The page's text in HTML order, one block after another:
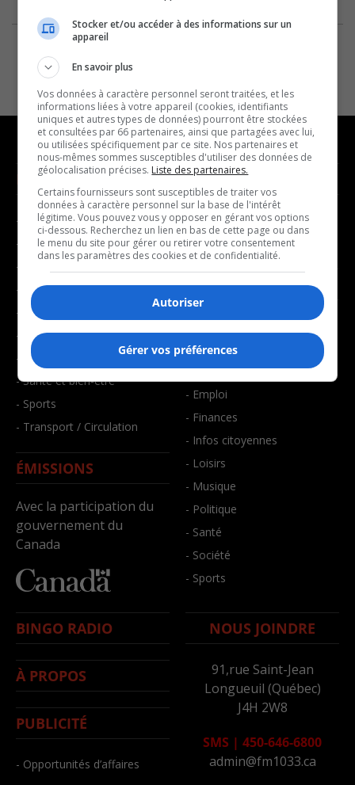
NOUVELLES
- Affaires municipales
- Communauté / Social
- Culture
- Économie
- Éducation
- Environnement
- Faits divers
- Santé et bien-être
- Sports
- Transport / Circulation
ÉMISSIONS
Avec la participation du
gouvernement du
Canada
MUSIQUE
- Décompte franco
- Joué récemment
BALADOS
- Art de vivre
- Bien-être
- Emploi
- Finances
- Infos citoyennes
- Loisirs
- Musique
- Politique
- Santé
- Société
- Sports
BINGO RADIO
À PROPOS
PUBLICITÉ
- Opportunités d’affaires
NOUS JOINDRE
91,rue Saint-Jean
Longueuil (Québec)
J4H 2W8
SMS | 450-646-6800
admin@fm1033.ca
Stocker et/ou accéder à des informations sur un
appareil
En savoir plus
Vos données à caractère personnel seront traitées, et les
informations liées à votre appareil (cookies, identifiants
uniques et autres types de données) pourront être stockées
et consultées par 66 partenaires, ainsi que partagées avec lui,
ou utilisées spécifiquement par ce site. Nos partenaires et
nous-mêmes sommes susceptibles d'utiliser des données de
géolocalisation précises. Liste des partenaires.
Certains fournisseurs sont susceptibles de traiter vos
données à caractère personnel sur la base de l'intérêt
légitime. Vous pouvez vous y opposer en gérant vos options
ci-dessous. Recherchez un lien en bas de cette page ou dans
le menu du site pour gérer ou retirer votre consentement
dans les paramètres des cookies et de confidentialité.
Autoriser
Gérer vos préférences